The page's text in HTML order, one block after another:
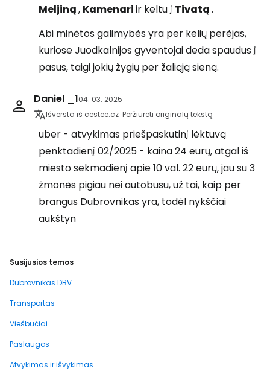
Meljiną, Kamenariir keltu į Tivatą.
Abi minėtos galimybės yra per kelių perėjas,
kuriose Juodkalnijos gyventojai deda spaudus į
pasus, taigi jokių žygių per žaliąją sieną.
Daniel _104. 03. 2025
Išversta iš cestee.cz Peržiūrėti originalų tekstą
uber - atvykimas priešpaskutinį lėktuvą
penktadienį 02/2025 - kaina 24 eurų, atgal iš
miesto sekmadienį apie 10 val. 22 eurų, jau su 3
žmonės pigiau nei autobusu, už tai, kaip per
brangus Dubrovnikas yra, todėl nykščiai
aukštyn
Susijusios temos
Dubrovnikas DBV
Transportas
Viešbučiai
Paslaugos
Atvykimas ir išvykimas